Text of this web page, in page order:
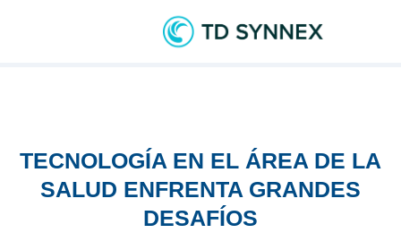
TECNOLOGÍA EN EL ÁREA DE LA
SALUD ENFRENTA GRANDES
DESAFÍOS